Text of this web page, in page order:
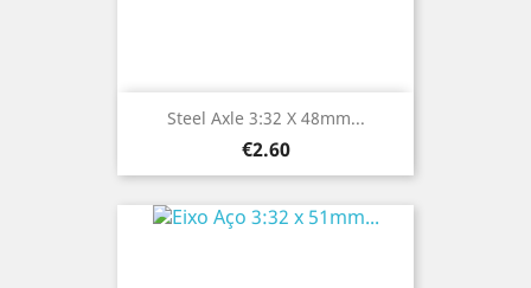
Steel Axle 3:32 X 48mm...
Price
€2.60